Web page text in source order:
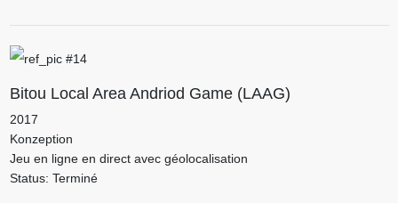
Bitou Local Area Andriod Game (LAAG)
2017
Konzeption
Jeu en ligne en direct avec géolocalisation
Status: Terminé